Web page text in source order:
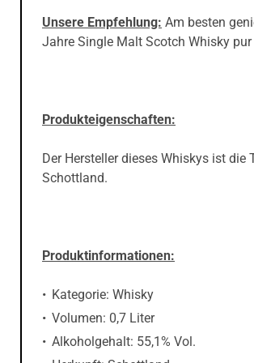
Jahre Single Malt Scotch Whisky
Schottland.
Volumen: 0,7 Liter
Alkoholgehalt: 55,1% Vol.
Herkunft: Schottland